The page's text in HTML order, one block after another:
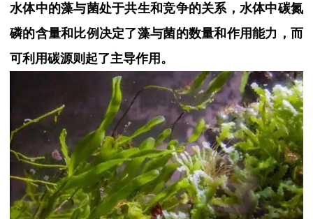
水体中的藻与菌处于共生和竞争的关系，水体中碳氮
磷的含量和比例决定了藻与菌的数量和作用能力，而
可利用碳源则起了主导作用。